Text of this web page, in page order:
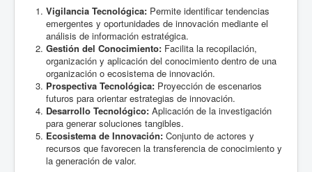
Vigilancia Tecnológica: Permite identificar tendencias
emergentes y oportunidades de innovación mediante el
análisis de información estratégica.
Gestión del Conocimiento: Facilita la recopilación,
organización y aplicación del conocimiento dentro de una
organización o ecosistema de innovación.
Prospectiva Tecnológica: Proyección de escenarios
futuros para orientar estrategias de innovación.
Desarrollo Tecnológico: Aplicación de la investigación
para generar soluciones tangibles.
Ecosistema de Innovación: Conjunto de actores y
recursos que favorecen la transferencia de conocimiento y
la generación de valor.